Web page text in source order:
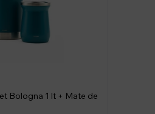
Bologna 1 lt + Mate de